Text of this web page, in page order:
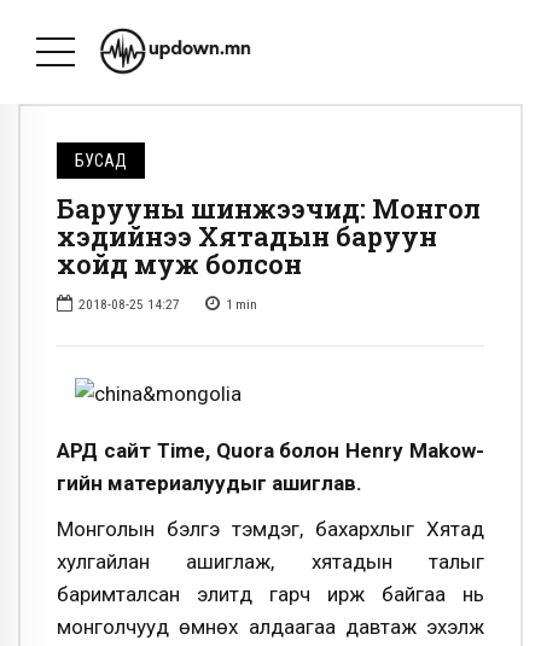
БУСАД
Барууны шинжээчид: Монгол
хэдийнээ Хятадын баруун
хойд муж болсон
2018-08-25 14:27 1 min
АРД сайт Time, Quora болон Henry Makow-
гийн материалуудыг ашиглав.
Монголын бэлгэ тэмдэг, бахархлыг Хятад
хулгайлан ашиглаж, хятадын талыг
баримталсан элитүүд гарч ирж байгаа нь
монголчууд өмнөх алдаагаа давтаж эхэлж